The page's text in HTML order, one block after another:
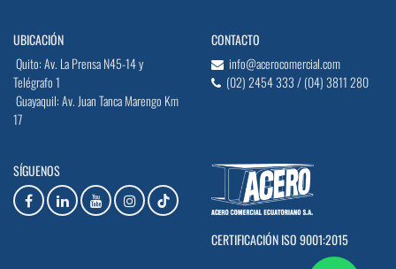
UBICACIÓN
Quito: Av. La Prensa N45-14 y
Telégrafo 1
Guayaquil: Av. Juan Tanca Marengo Km
17
CONTACTO
info@acerocomercial.com
(02) 2454 333 / (04) 3811 280
SÍGUENOS
CERTIFICACIÓN ISO 9001:2015